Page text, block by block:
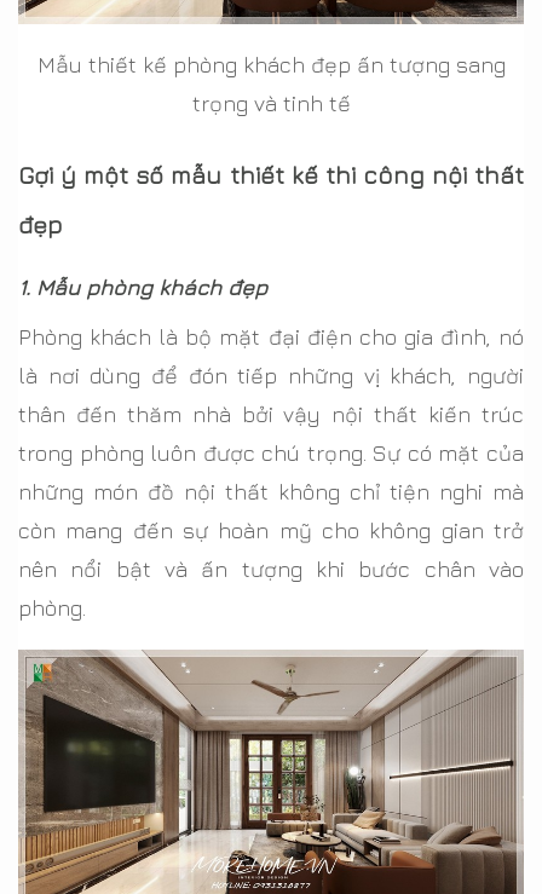
Mẫu thiết kế phòng khách đẹp ấn tượng sang
trọng và tinh tế
Gợi ý một số mẫu thiết kế thi công nội thất
đẹp
1. Mẫu phòng khách đẹp
Phòng khách là bộ mặt đại điện cho gia đình, nó
là nơi dùng để đón tiếp những vị khách, người
thân đến thăm nhà bởi vậy nội thất kiến trúc
trong phòng luôn được chú trọng. Sự có mặt của
những món đồ nội thất không chỉ tiện nghi mà
còn mang đến sự hoàn mỹ cho không gian trở
nên nổi bật và ấn tượng khi bước chân vào
phòng.